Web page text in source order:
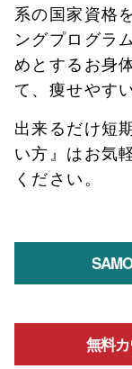
系の国家資格
ングプログラ
めとするお身
て、痩せやす
出来るだけ短
い方』はお気
ください。
無料